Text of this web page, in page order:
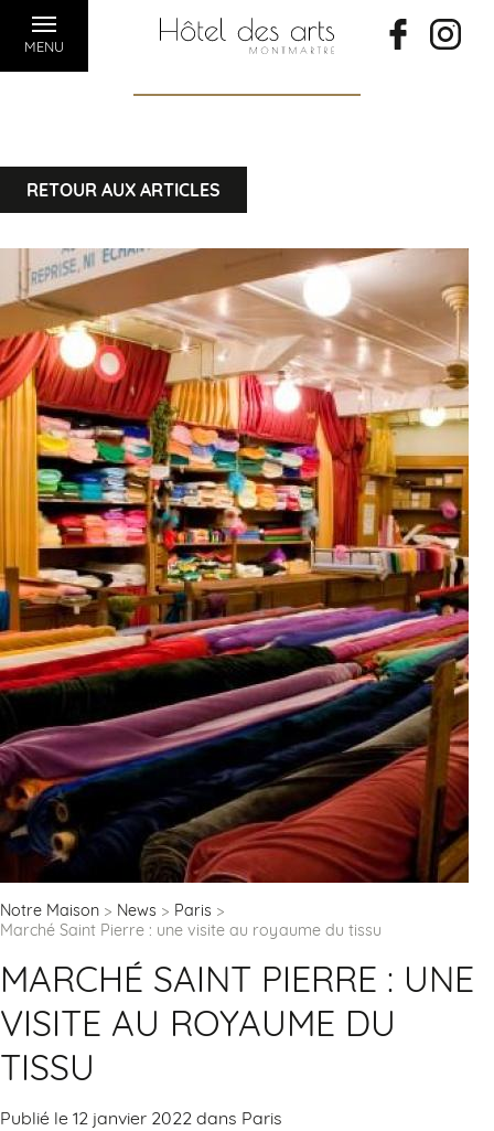
MENU
RETOUR AUX ARTICLES
Notre Maison News
Paris
Marché Saint Pierre : une visite au royaume du tissu
MARCHÉ SAINT PIERRE : UNE
VISITE AU ROYAUME DU
TISSU
Publié le 12 janvier 2022 dans Paris